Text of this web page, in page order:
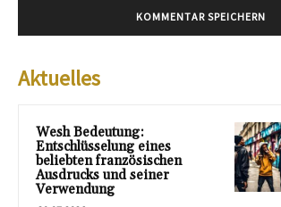
Aktuelles
Wesh Bedeutung:
Entschlüsselung eines
beliebten französischen
Ausdrucks und seiner
Verwendung